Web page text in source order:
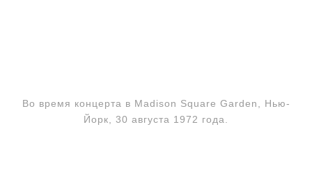
Во время концерта в Madison Square Garden, Нью-
Йорк, 30 августа 1972 года.